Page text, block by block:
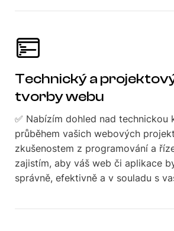
Technický a
tvorby webu
✅ Nabízím dohled nad technickou
průběhem vašich webových
zkušenostem z programování a
zajistím, aby váš web či aplikace
správně, efektivně a v souladu s